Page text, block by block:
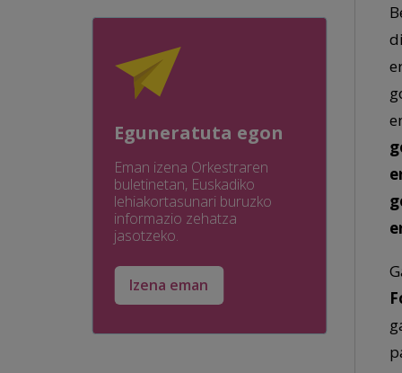
Eguneratuta egon
Eman izena Orkestraren
buletinetan, Euskadiko
lehiakortasunari buruzko
informazio zehatza
jasotzeko.
Izena eman